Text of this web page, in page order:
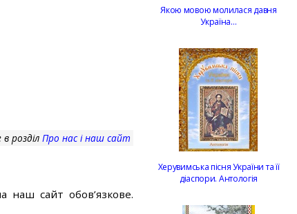
розділ Про нас і наш сайт
наш сайт обов’язкове.
Якою мовою молилася давня
Україна…
Херувимська пісня України та її
діаспори. Антологія